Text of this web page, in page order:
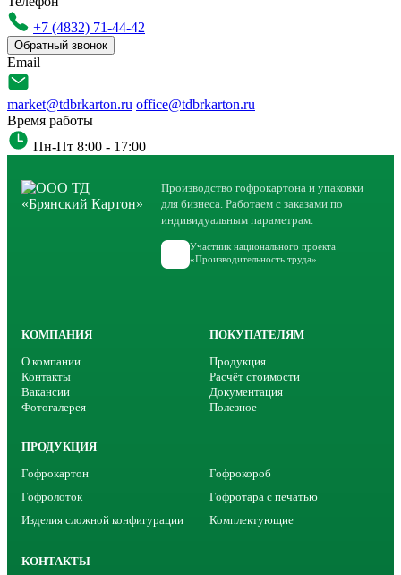
+7 (4832) 71-44-42
Обратный звонок
Email
market@tdbrkarton.ru office@tdbrkarton.ru
Время работы
Пн-Пт 8:00 - 17:00
Производство гофрокартона и упаковки
для бизнеса. Работаем с заказами по
индивидуальным параметрам.
Участник национального проекта
«Производительность труда»
КОМПАНИЯ
О компании
Контакты
Вакансии
Фотогалерея
ПОКУПАТЕЛЯМ
Продукция
Расчёт стоимости
Документация
Полезное
ПРОДУКЦИЯ
Гофрокартон
Гофрокороб
Гофролоток
Гофротара с печатью
Изделия сложной конфигурации
Комплектующие
КОНТАКТЫ